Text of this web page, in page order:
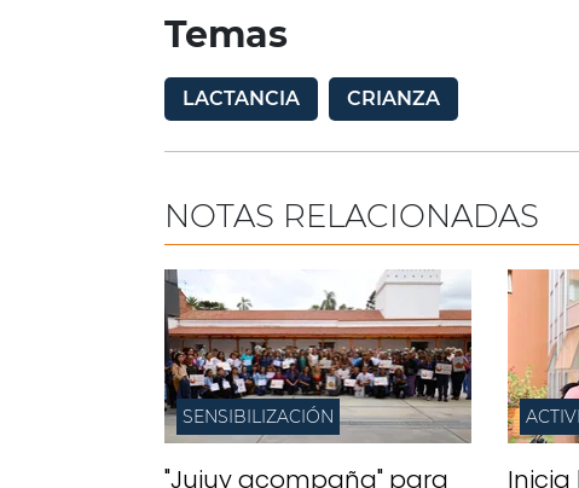
Temas
LACTANCIA CRIANZA
NOTAS RELACIONADAS
SENSIBILIZACIÓN
"Jujuy acompaña" para